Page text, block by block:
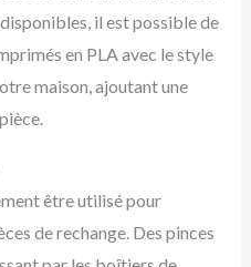
il est possible de
en PLA avec le style
maison, ajoutant une
être utilisé pour
de rechange. Des pinces